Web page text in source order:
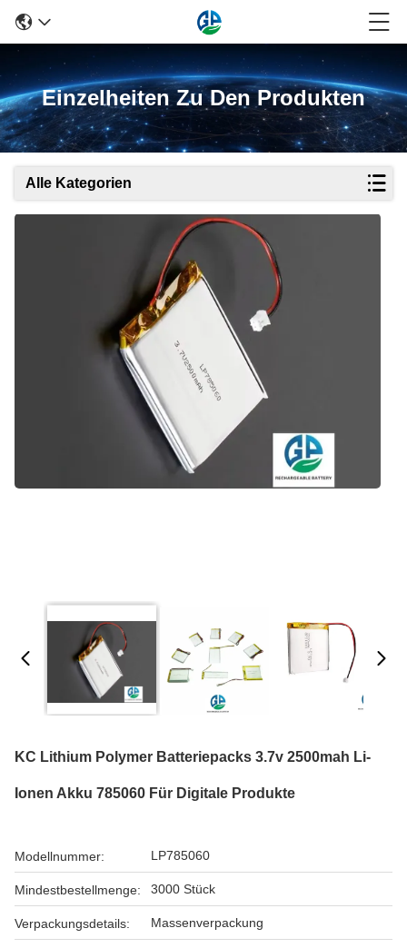
Einzelheiten Zu Den Produkten
Alle Kategorien
KC Lithium Polymer Batteriepacks 3.7v 2500mah Li-
Ionen Akku 785060 Für Digitale Produkte
Modellnummer: LP785060
Mindestbestellmenge: 3000 Stück
Verpackungsdetails: Massenverpackung